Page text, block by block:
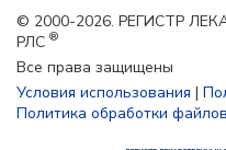
© 2000-2026. РЕГИСТР
РЛС ®
Все права защищены
Условия использования |
Политика обработки